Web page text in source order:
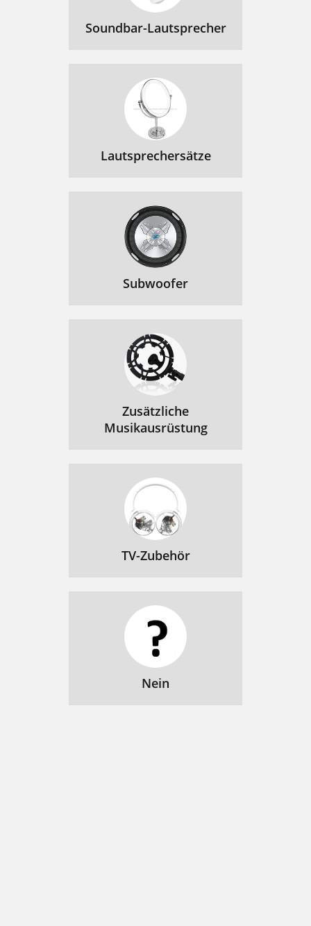
Soundbar-Lautsprecher
Lautsprechersätze
Subwoofer
Zusätzliche
Musikausrüstung
TV-Zubehör
Nein